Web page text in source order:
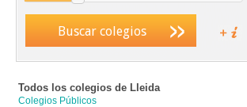
Buscar colegios
Todos los colegios de Lleida
Colegios Públicos